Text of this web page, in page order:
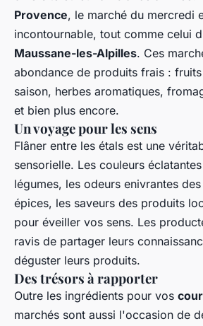
Provence, le marché du mercredi
incontournable, tout comme celui
Maussane-les-Alpilles. Ces
abondance de produits frais :
saison, herbes aromatiques,
et bien plus encore.
Un voyage pour les sens
Flâner entre les étals est une
sensorielle. Les couleurs
légumes, les odeurs enivrantes
épices, les saveurs des produits
pour éveiller vos sens. Les
ravis de partager leurs
déguster leurs produits.
Des trésors à rapporter
Outre les ingrédients pour vos
marchés sont aussi l'occasion de